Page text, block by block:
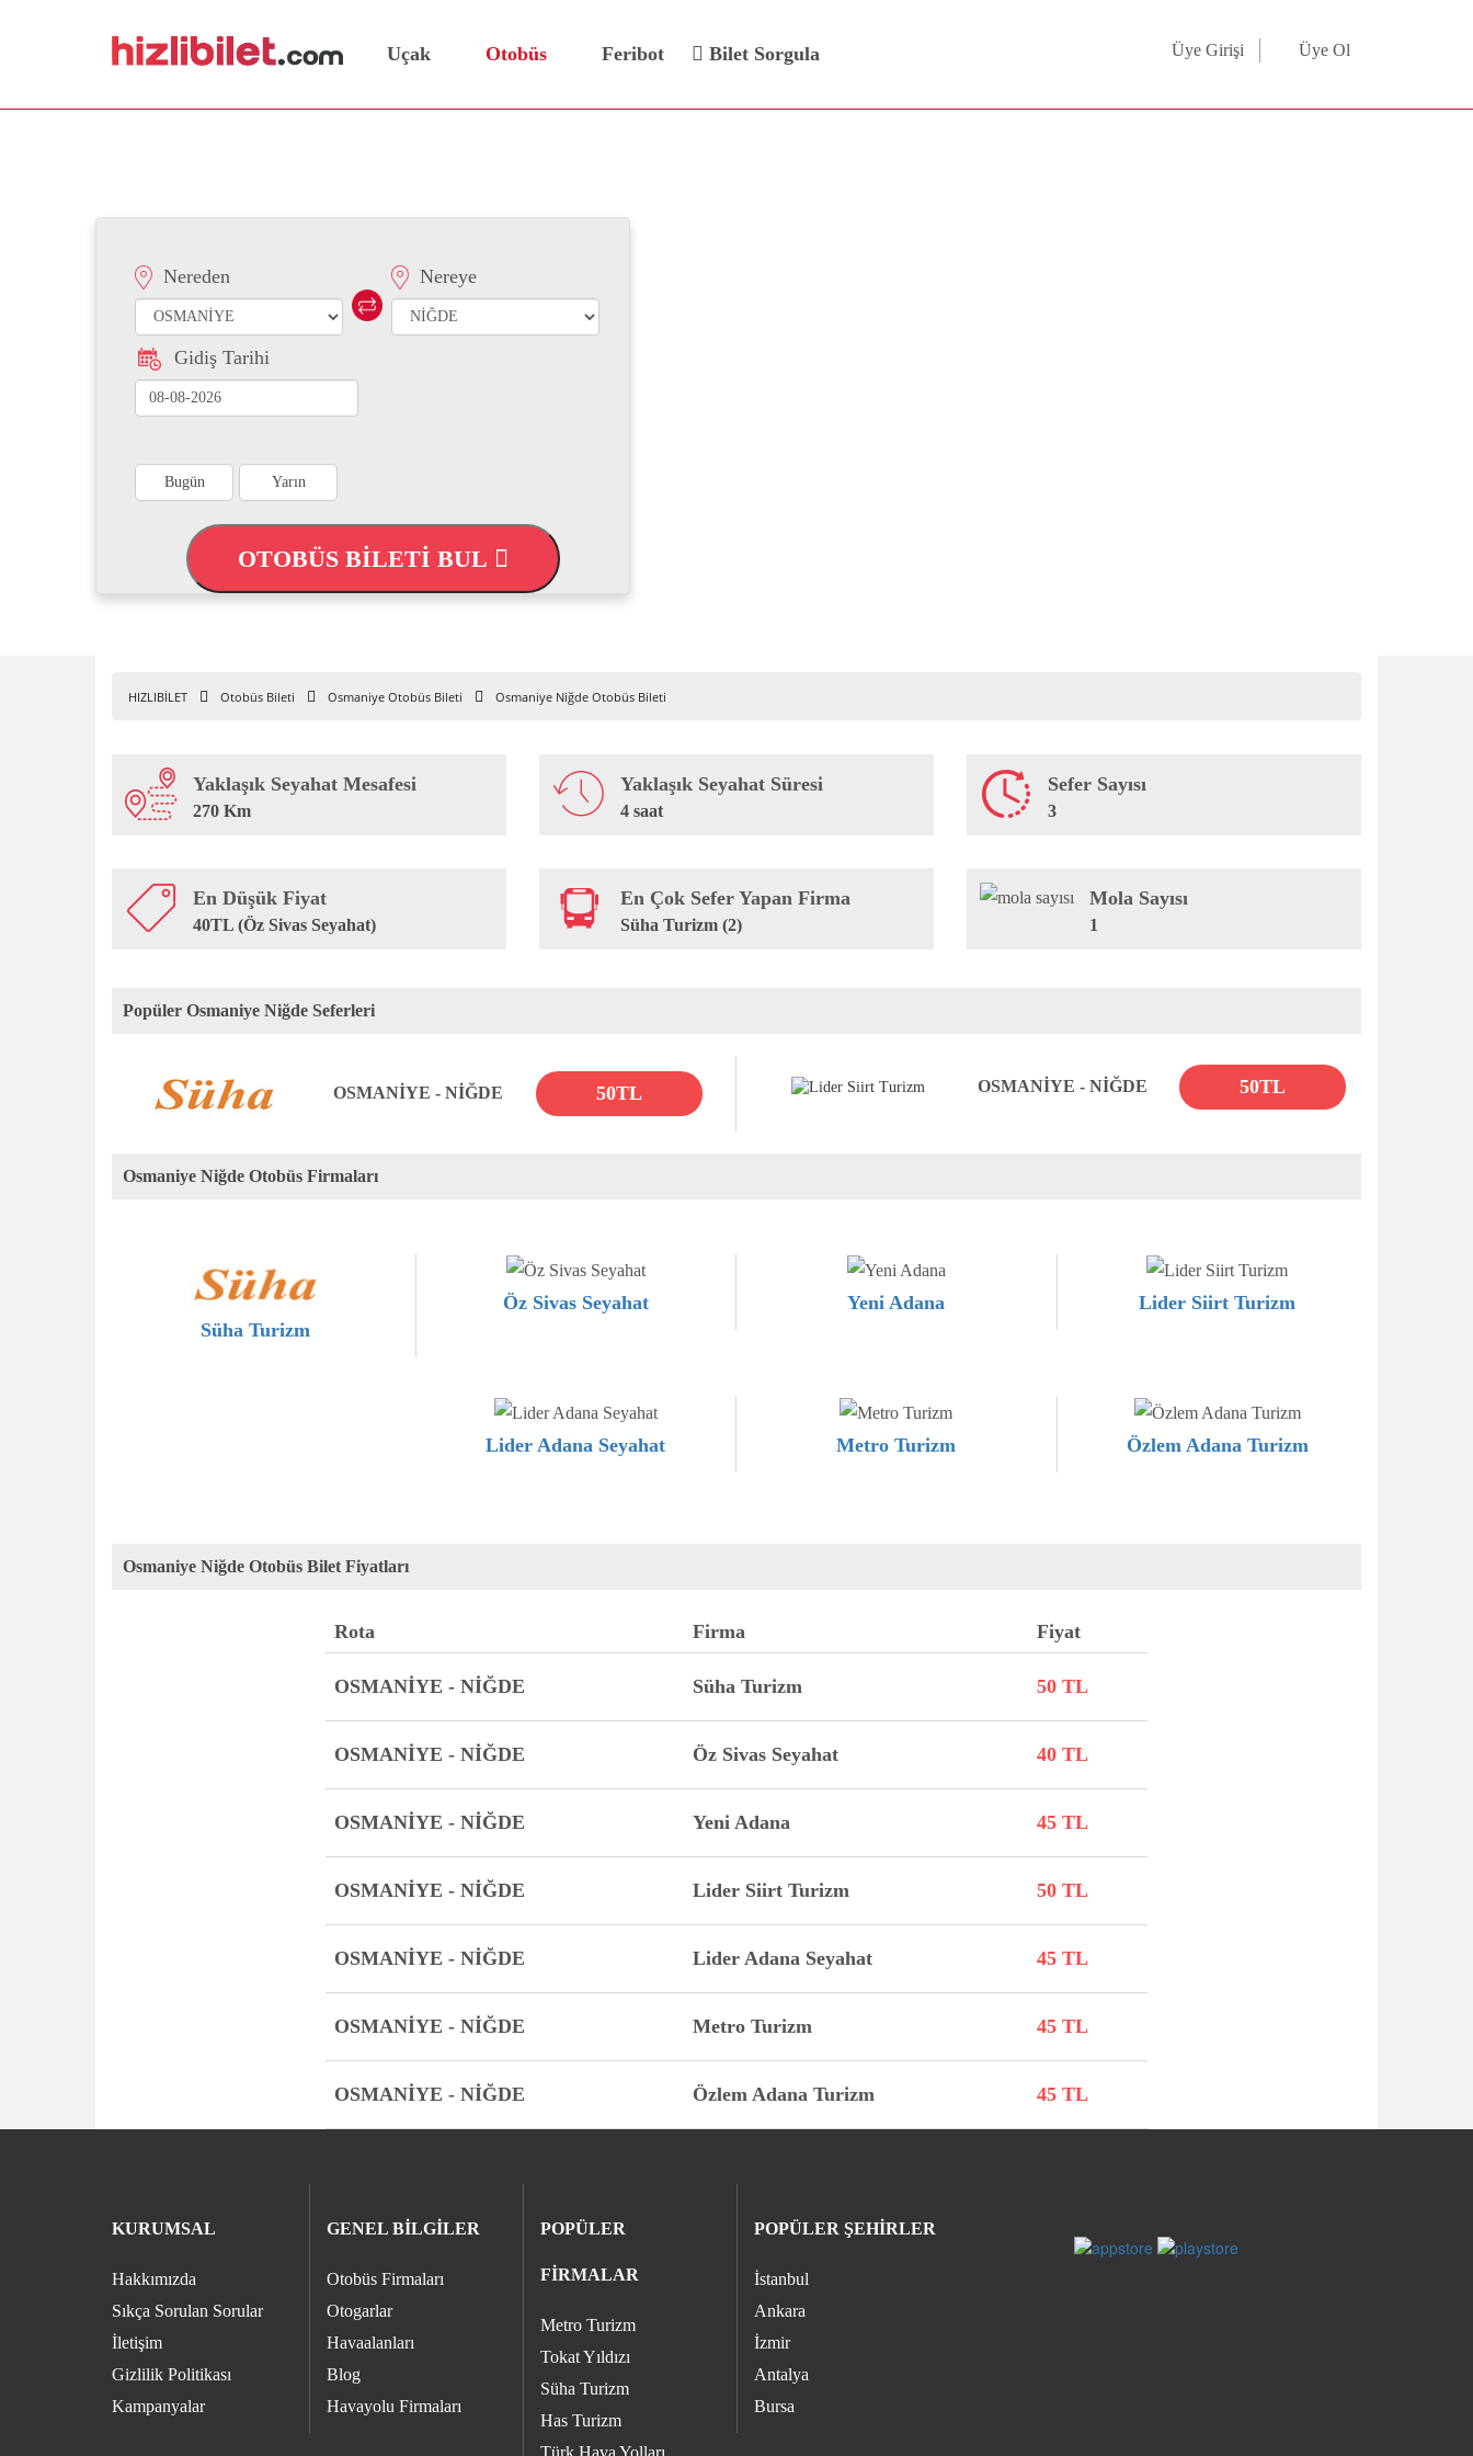
Uçak Otobüs Feribot Bilet Sorgula Üye Girişi Üye Ol
Nereden Nereye
Gidiş Tarihi
Bugün Yarın
OTOBÜS BİLETİ BUL
HIZLIBİLET Otobüs Bileti Osmaniye Otobüs Bileti Osmaniye Niğde Otobüs Bileti
Yaklaşık Seyahat Mesafesi
270 Km
Yaklaşık Seyahat Süresi
4 saat
Sefer Sayısı
3
En Düşük Fiyat
40TL (Öz Sivas Seyahat)
En Çok Sefer Yapan Firma
Süha Turizm (2)
Mola Sayısı
1
Popüler Osmaniye Niğde Seferleri
OSMANİYE - NİĞDE 50TL OSMANİYE - NİĞDE 50TL
Osmaniye Niğde Otobüs Firmaları
Süha Turizm
Öz Sivas Seyahat Yeni Adana Lider Siirt Turizm
Lider Adana Seyahat Metro Turizm Özlem Adana Turizm
Osmaniye Niğde Otobüs Bilet Fiyatları
Rota Firma Fiyat
OSMANİYE - NİĞDE Süha Turizm 50 TL
OSMANİYE - NİĞDE Öz Sivas Seyahat 40 TL
OSMANİYE - NİĞDE Yeni Adana 45 TL
OSMANİYE - NİĞDE Lider Siirt Turizm 50 TL
OSMANİYE - NİĞDE Lider Adana Seyahat 45 TL
OSMANİYE - NİĞDE Metro Turizm 45 TL
OSMANİYE - NİĞDE Özlem Adana Turizm 45 TL
KURUMSAL
Hakkımızda
Sıkça Sorulan Sorular
İletişim
Gizlilik Politikası
Kampanyalar
GENEL BİLGİLER
Otobüs Firmaları
Otogarlar
Havaalanları
Blog
Havayolu Firmaları
POPÜLER
FİRMALAR
Metro Turizm
Tokat Yıldızı
Süha Turizm
Has Turizm
Türk Hava Yolları
POPÜLER ŞEHİRLER
İstanbul
Ankara
İzmir
Antalya
Bursa